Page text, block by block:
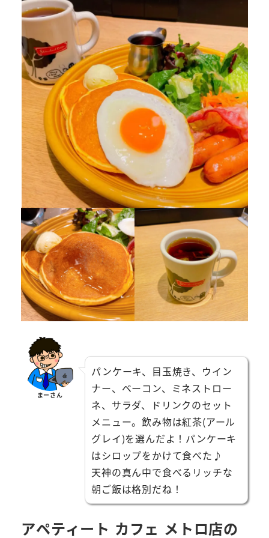
まーさん
パンケーキ、目玉焼き、ウイン
ナー、ベーコン、ミネストロー
ネ、サラダ、ドリンクのセット
メニュー。飲み物は紅茶(アール
グレイ)を選んだよ！パンケーキ
はシロップをかけて食べた♪
天神の真ん中で食べるリッチな
朝ご飯は格別だね！
アペティート カフェ メトロ店の